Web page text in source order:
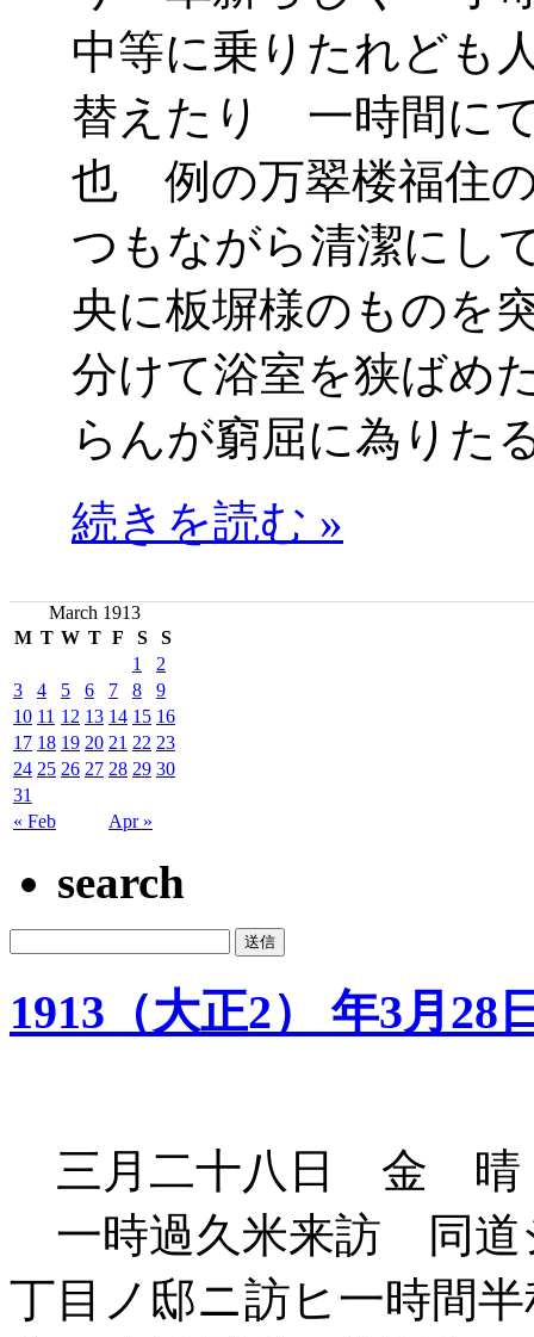
中等に乗りたれども
替えたり 一時間に
也 例の万翠楼福住
つもながら清潔にし
央に板塀様のものを
分けて浴室を狭ばめ
らんが窮屈に為りた
続きを読む »
March 1913
M T W T F S S
« Feb Apr »
1
2
3
4 5 6 7 8
9
10 11 12 13 14 15 16
17 18 19 20 21 22 23
24 25 26 27 28 29 30
31
search
1913（大正2） 年3月28
三月二十八日 金 晴
一時過久米来訪 同道
丁目ノ邸ニ訪ヒ一時